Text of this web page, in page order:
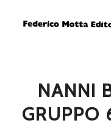
NANNI
GRUPPO